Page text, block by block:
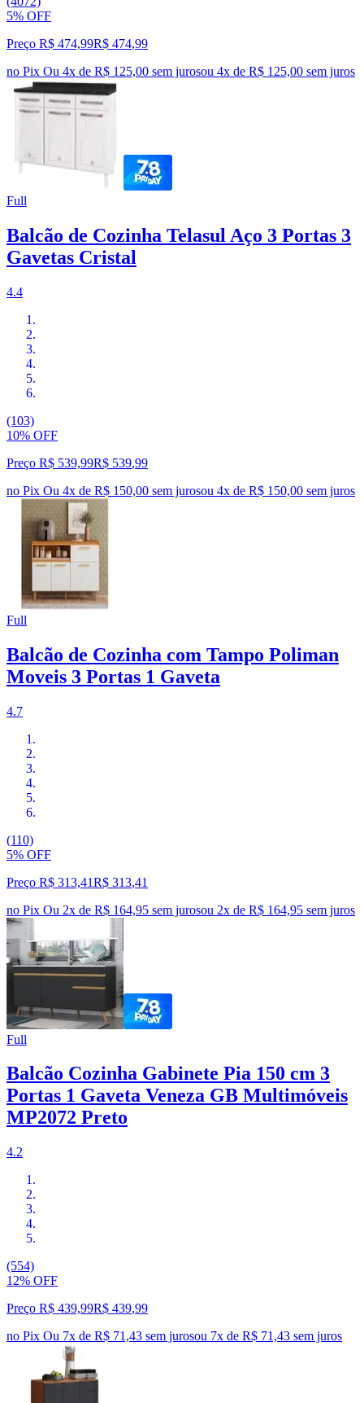
5% OFF
Preço R$ 474,99R$ 474,99
no Pix Ou 4x de R$ 125,00 sem jurosou 4x de R$ 125,00 sem juros
Full
Balcão de Cozinha Telasul Aço 3 Portas 3
Gavetas Cristal
4.4
(103)
10% OFF
Preço R$ 539,99R$ 539,99
no Pix Ou 4x de R$ 150,00 sem jurosou 4x de R$ 150,00 sem juros
Full
Balcão de Cozinha com Tampo Poliman
Moveis 3 Portas 1 Gaveta
4.7
(110)
5% OFF
Preço R$ 313,41R$ 313,41
no Pix Ou 2x de R$ 164,95 sem jurosou 2x de R$ 164,95 sem juros
Full
Balcão Cozinha Gabinete Pia 150 cm 3
Portas 1 Gaveta Veneza GB Multimóveis
MP2072 Preto
4.2
(554)
12% OFF
Preço R$ 439,99R$ 439,99
no Pix Ou 7x de R$ 71,43 sem jurosou 7x de R$ 71,43 sem juros